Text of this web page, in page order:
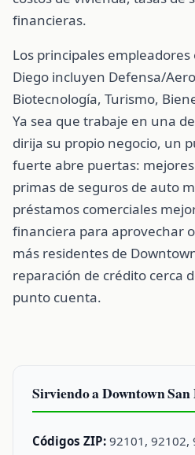
financieras.
Los principales empleadores
Diego incluyen Defensa/
Biotecnología, Turismo,
Ya sea que trabaje en una
dirija su propio negocio, un
fuerte abre puertas:
primas de seguros de auto
préstamos comerciales
financiera para aprovechar
más residentes de
reparación de crédito cerca
punto cuenta.
Sirviendo a Downtown San
Códigos ZIP: 92101, 92102,